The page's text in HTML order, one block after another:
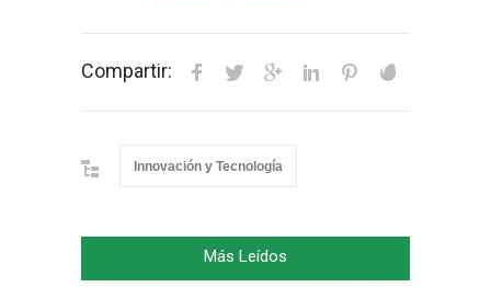
Compartir:
Innovación y Tecnología
Más Leídos